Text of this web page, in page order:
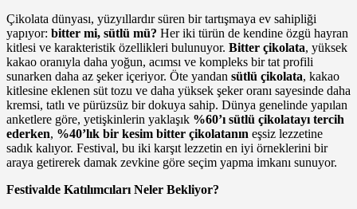
Çikolata dünyası, yüzyıllardır süren bir tartışmaya ev sahipliği
yapıyor: bitter mi, sütlü mü? Her iki türün de kendine özgü hayran
kitlesi ve karakteristik özellikleri bulunuyor. Bitter çikolata, yüksek
kakao oranıyla daha yoğun, acımsı ve kompleks bir tat profili
sunarken daha az şeker içeriyor. Öte yandan sütlü çikolata, kakao
kitlesine eklenen süt tozu ve daha yüksek şeker oranı sayesinde daha
kremsi, tatlı ve pürüzsüz bir dokuya sahip. Dünya genelinde yapılan
anketlere göre, yetişkinlerin yaklaşık %60’ı sütlü çikolatayı tercih
ederken, %40’lık bir kesim bitter çikolatanın eşsiz lezzetine
sadık kalıyor. Festival, bu iki karşıt lezzetin en iyi örneklerini bir
araya getirerek damak zevkine göre seçim yapma imkanı sunuyor.
Festivalde Katılımcıları Neler Bekliyor?